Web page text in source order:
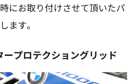
にお取り付けさせて頂いたパ
ます。
プロテクショングリッド